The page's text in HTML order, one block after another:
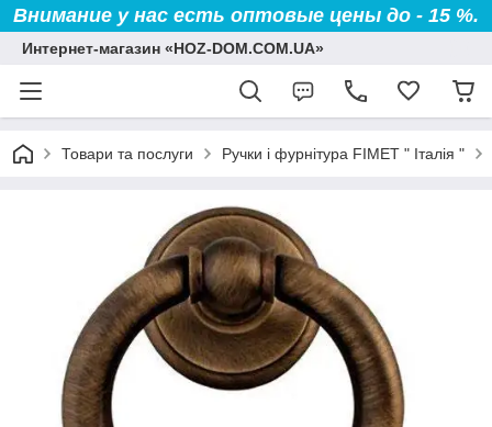
Внимание у нас есть оптовые цены до - 15 %.
Интернет-магазин «HOZ-DOM.COM.UA»
Товари та послуги Ручки і фурнітура FIMET " Італія "